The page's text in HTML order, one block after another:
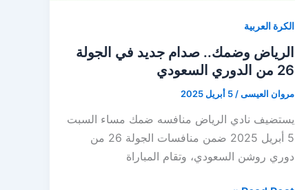
الكرة العربية
الرياض وضمك.. صدام جديد في الجولة
26 من الدوري السعودي
مروان العيسى/5 أبريل 2025
يستضيف نادي الرياض منافسه ضمك مساء السبت
5 أبريل 2025 ضمن منافسات الجولة 26 من
دوري روشن السعودي، وتقام المباراة